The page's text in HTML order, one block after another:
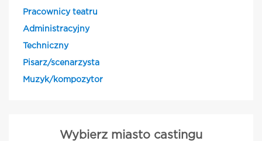
Pracownicy teatru
Administracyjny
Techniczny
Pisarz/scenarzysta
Muzyk/kompozytor
Wybierz miasto castingu